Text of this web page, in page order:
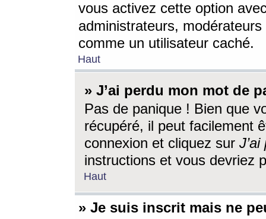
vous activez cette option
administrateurs,
comme un utilisateur caché.
Haut
» J’ai perdu mon mot de
Pas de panique ! Bien que
récupéré, il peut facilement
connexion et cliquez sur
instructions et vous devriez
Haut
» Je suis inscrit mais ne